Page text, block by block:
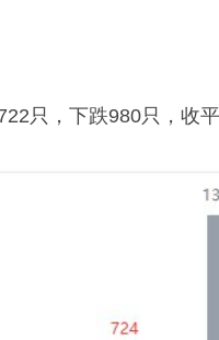
只，下跌980只，收平